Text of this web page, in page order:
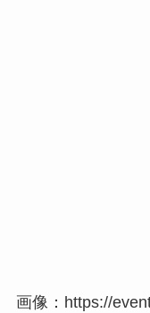
画像：https://